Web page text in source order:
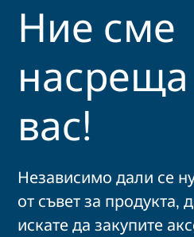
Ние сме
насреща
вас!
Независимо дали се
от съвет за продукта,
искате да закупите